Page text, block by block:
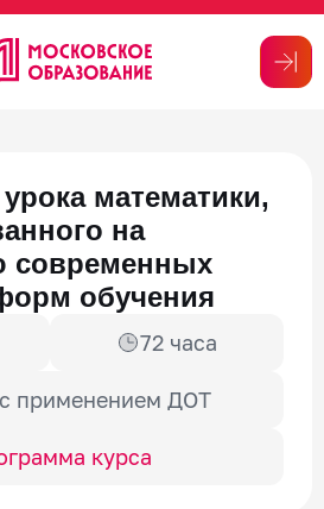
математики,
на
современных
обучения
72 часа
применением ДОТ
курса